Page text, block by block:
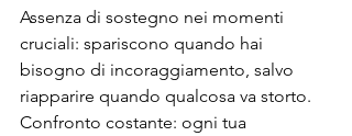
Assenza di sostegno nei momenti
cruciali: spariscono quando hai
bisogno di incoraggiamento, salvo
riapparire quando qualcosa va storto.
Confronto costante: ogni tua